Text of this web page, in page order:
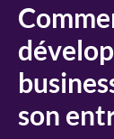
son